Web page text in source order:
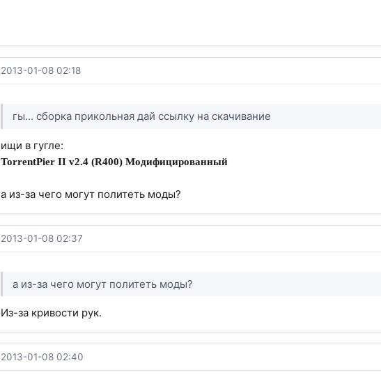
2013-01-08 02:18
гы... сборка прикольная дай ссылку на скачивание
ищи в гугле:
TorrentPier II v2.4 (R400) Модифицированный
а из-за чего могут политеть моды?​
2013-01-08 02:37
а из-за чего могут политеть моды?
Из-за кривости рук.
2013-01-08 02:40